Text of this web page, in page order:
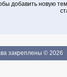
добавить новую
закреплены © 2026